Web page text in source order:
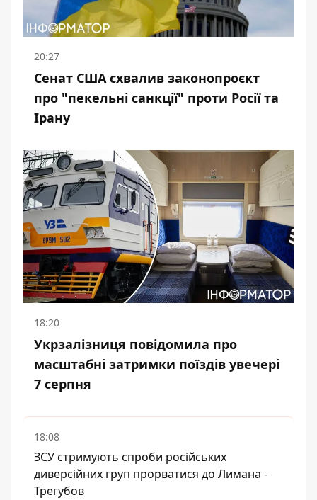
20:27
Сенат США схвалив законопроєкт
про "пекельні санкції" проти Росії та
Ірану
18:20
Укрзалізниця повідомила про
масштабні затримки поїздів увечері
7 серпня
18:08
ЗСУ стримують спроби російських
диверсійних груп прорватися до Лимана -
Трегубов